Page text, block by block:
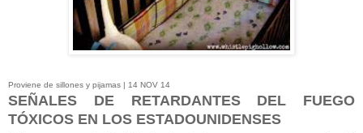
Proviene de sillones y pijamas | 14 NOV 14
SEÑALES DE RETARDANTES DEL FUEGO
TÓXICOS EN LOS ESTADOUNIDENSES